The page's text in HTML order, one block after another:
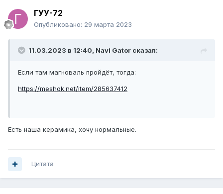
ГУУ-72
Опубликовано: 29 марта 2023
11.03.2023 в 12:40, Navi Gator сказал:
Если там магноваль пройдёт, тогда:
https://meshok.net/item/285637412
Есть наша керамика, хочу нормальные.
Цитата